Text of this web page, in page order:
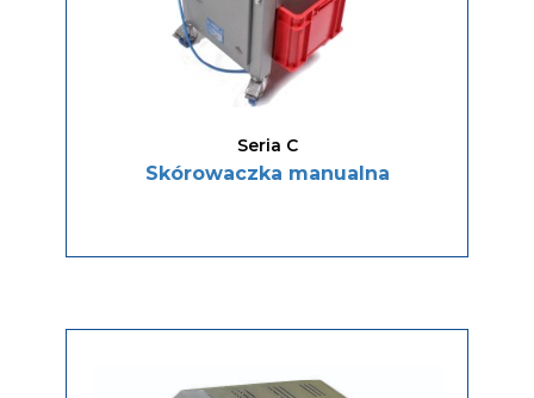
Seria C
Skórowaczka manualna